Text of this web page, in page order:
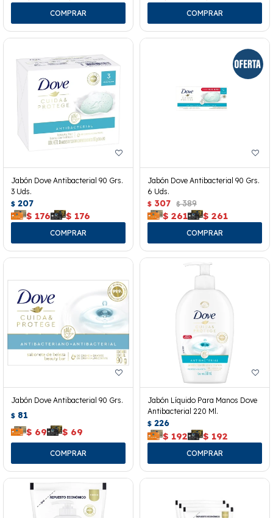
Jabón Dove Antibacterial 90 Grs.
3 Uds.
$ 207
$ 176 $ 176
Jabón Dove Antibacterial 90 Grs.
6 Uds.
$ 307 $ 389
$ 261 $ 261
Jabón Dove Antibacterial 90 Grs.
$ 81
$ 69 $ 69
Jabón Líquido Para Manos Dove
Antibacterial 220 Ml.
$ 226
$ 192 $ 192